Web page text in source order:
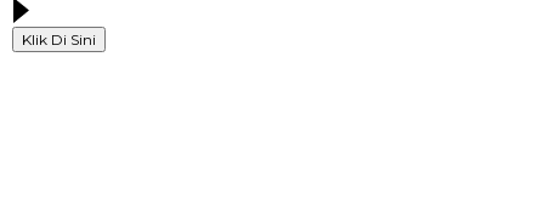
Klik Di Sini